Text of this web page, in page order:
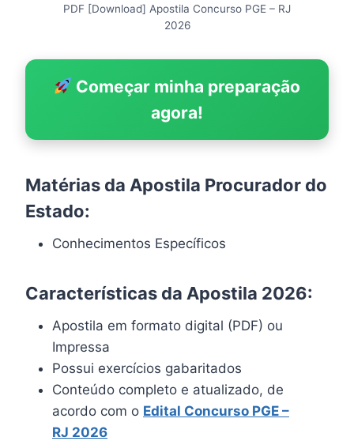
PDF [Download] Apostila Concurso PGE – RJ
2026
Começar minha preparação
agora!
Matérias da Apostila Procurador do
Estado:
Conhecimentos Específicos
Características da Apostila 2026:
Apostila em formato digital (PDF) ou
Impressa
Possui exercícios gabaritados
Conteúdo completo e atualizado, de
acordo com o Edital Concurso PGE –
RJ 2026